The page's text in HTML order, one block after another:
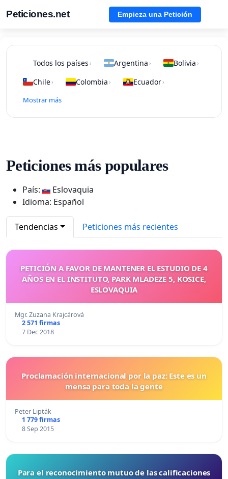
Peticiones.net Empieza una Petición
Todos los países › Argentina › Bolivia ›
Chile› Colombia › Ecuador›
Mostrar más
Peticiones más populares
País:
Eslovaquia
Idioma: Español
Tendencias Peticiones más recientes
PETICIÓN A FAVOR DE MANTENER EL ESTUDIO DE 4
AÑOS EN EL INSTITUTO, PARK MLADEZE 5, KOSICE,
ESLOVAQUIA
Mgr. Zuzana Krajcárová
2 571 firmas
7 Dec 2018
Proclamación internacional por la paz: Este es un
mensa para toda la gente
Peter Lipták
1 779 firmas
8 Sep 2015
Para el reconocimiento mutuo de las calificaciones